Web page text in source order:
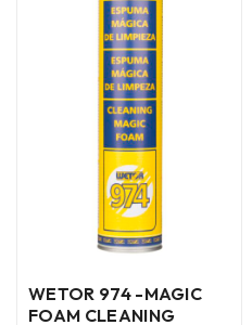
WETOR 974 -MAGIC
FOAM CLEANING